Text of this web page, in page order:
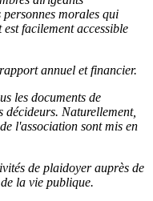
morales qui
facilement accessible
annuel et financier.
les documents de
Naturellement,
l'association sont mis en
de plaidoyer auprès de
la vie publique.